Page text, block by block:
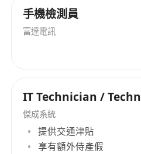
5.人才磁吸效應
以個人聲望吸引諾獎實驗
等加入，例如曾主導過
硬性門檻：
博士學歷且近5年持續產出
標準文檔。
10年以上實際攻防經驗（
手機檢測員
富達電訊
IT Technician /
傑成系統
提供交通津貼
享有額外侍產假